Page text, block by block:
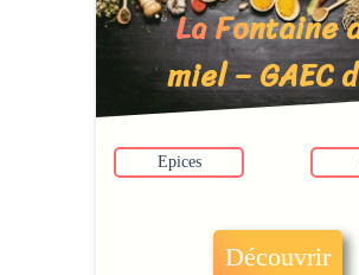
La Fontaine
miel – GAEC
Brissets
Epices
Découvrir